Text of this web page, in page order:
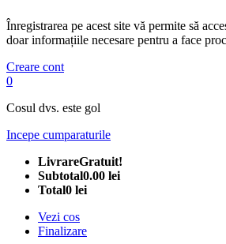
Înregistrarea pe acest site vă permite să
doar informațiile necesare pentru a face
Creare cont
0
Cosul dvs. este gol
Incepe cumparaturile
LivrareGratuit!
Subtotal0.00 lei
Total0 lei
Vezi cos
Finalizare